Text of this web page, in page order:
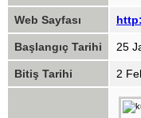
Web Sayfası
Başlangıç Tarihi 25
Bitiş Tarihi 2